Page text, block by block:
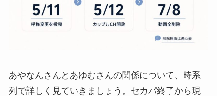
あやなんさんとあゆむさんの関係について、時系
列で詳しく見ていきましょう。セカパ終了から現